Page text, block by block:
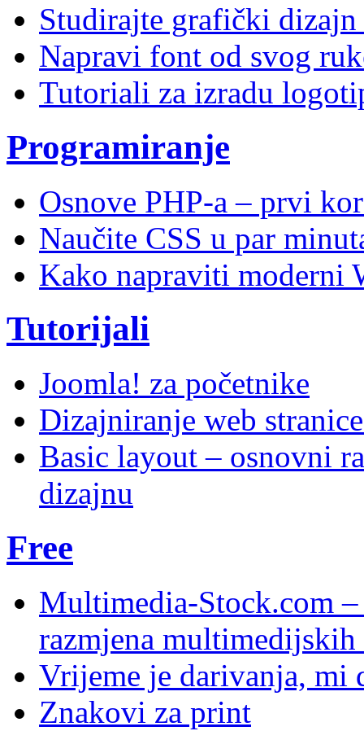
Studirajte grafički dizajn
Napravi font od svog
Tutoriali za izradu
Programiranje
Osnove PHP-a – prvi
Naučite CSS u par
Kako napraviti moderni
Tutorijali
Joomla! za početnike
Dizajniranje web
Basic layout – osnovni
dizajnu
Free
Multimedia-Stock.com –
razmjena multimedijskih
Vrijeme je darivanja, mi
Znakovi za print